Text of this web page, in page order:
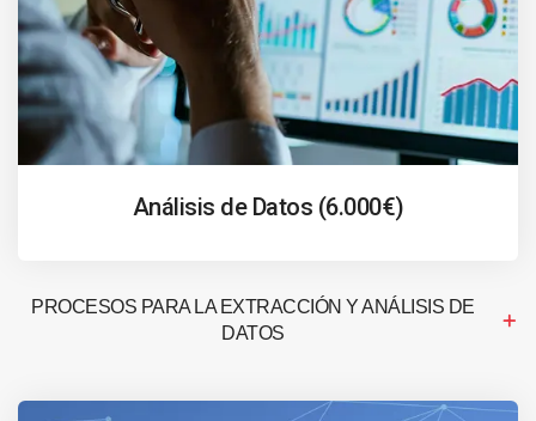
Análisis de Datos (6.000€)
PROCESOS PARA LA EXTRACCIÓN Y ANÁLISIS DE
DATOS